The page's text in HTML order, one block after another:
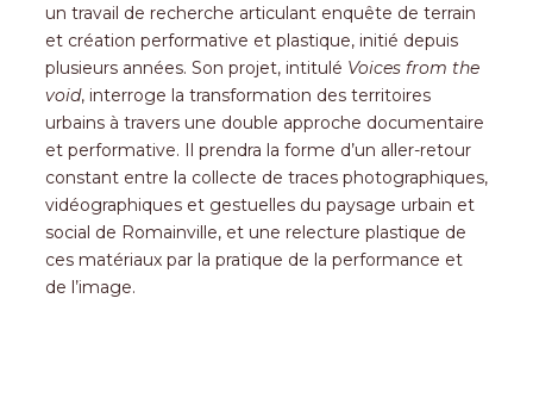
un travail de recherche articulant enquête de terrain
et création performative et plastique, initié depuis
plusieurs années. Son projet, intitulé Voices from the
void, interroge la transformation des territoires
urbains à travers une double approche documentaire
et performative. Il prendra la forme d’un aller-retour
constant entre la collecte de traces photographiques,
vidéographiques et gestuelles du paysage urbain et
social de Romainville, et une relecture plastique de
ces matériaux par la pratique de la performance et
de l’image.